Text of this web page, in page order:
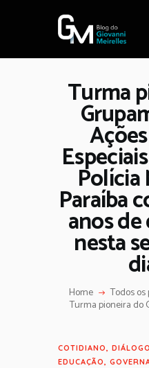
Turma
Paraíba
anos
nesta
Home Todos os
Turma pioneira do
INÍCIO
POLÍTICA
COTIDIANO
OPINIÃO
PODER
SOBRE
COTIDIANO,
EDUCAÇÃO,